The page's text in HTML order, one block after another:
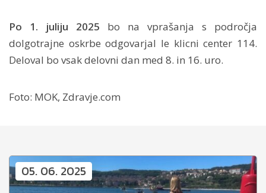
Po 1. juliju 2025 bo na vprašanja s področja
dolgotrajne oskrbe odgovarjal le klicni center 114.
Deloval bo vsak delovni dan med 8. in 16. uro.
Foto: MOK, Zdravje.com
05. 06. 2025